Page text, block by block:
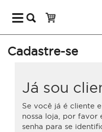
Cadastre-se
Já sou
Se você já é cliente
nossa loja, por favor
senha para se